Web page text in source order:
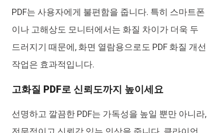
PDF는 사용자에게 불편함을 줍니다. 특히 스마트폰
이나 고해상도 모니터에서는 화질 차이가 더욱 두
드러지기 때문에, 화면 열람용으로도 PDF 화질 개선
작업은 효과적입니다.
고화질 PDF로 신뢰도까지 높이세요
선명하고 깔끔한 PDF는 가독성을 높일 뿐만 아니라,